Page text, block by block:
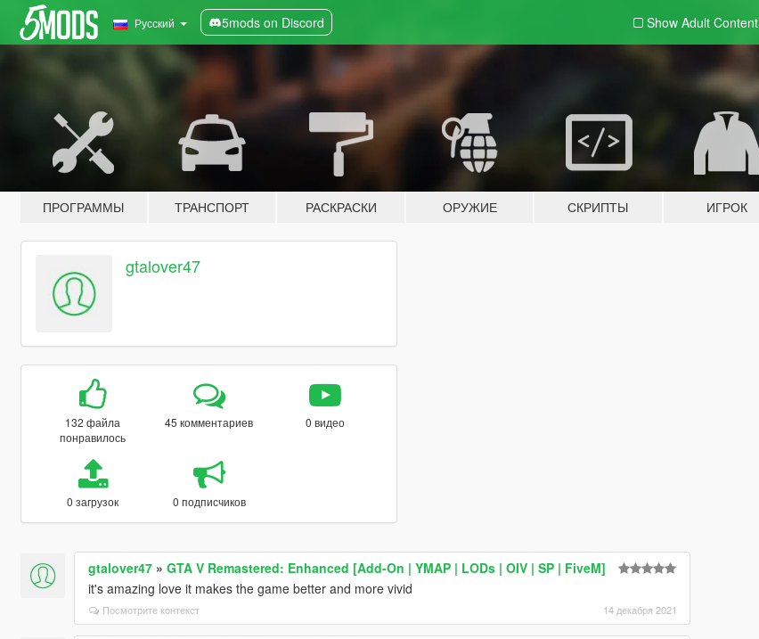
Русский 5mods on Discord Show Adult Content
ПРОГРАММЫ ТРАНСПОРТ РАСКРАСКИ ОРУЖИЕ СКРИПТЫ ИГРОК
gtalover47
132 файла
понравилось
45 комментариев 0 видео
0 загрузок 0 подписчиков
gtalover47» GTA V Remastered: Enhanced [Add-On | YMAP | LODs | OIV | SP | FiveM]
it's amazing love it makes the game better and more vivid
Посмотрите контекст 14 декабря 2021